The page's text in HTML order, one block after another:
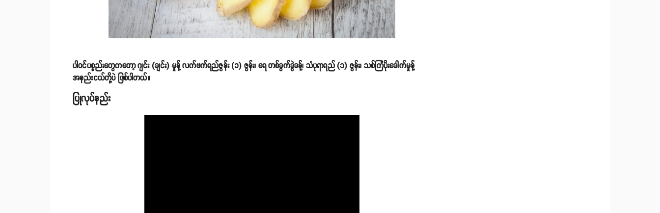
ပါဝင်ပစ္စည်းတွေကတော့ ဂျင်း (ချင်း) မှုန့် လက်ဖက်ရည်ဇွန်း (၁) ဇွန်း၊ ရေ တစ်ခွက်ခွဲခန့်၊ သံပုရာရည် (၁) ဇွန်း၊ သစ်ကြံပိုးခေါက်မှုန့်
အနည်းငယ်တို့ပဲ ဖြစ်ပါတယ်။
ပြုလုပ်နည်း